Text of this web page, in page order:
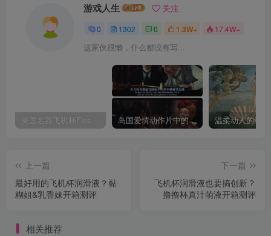
游戏人生 关注
0 1302 0 1.3W+ 17.4W+
这家伙很懒，什么都没有写...
美国名器飞机杯Fleshlight 【Quickshot-Vantage 双头飞机杯】完全评测 岛国爱情动作片中的AV棒到底有多猛？成人用品震动棒的发展史！
上一篇
最好用的飞机杯润滑液？黏
糊姐&乳香妹开箱测评
下一篇
飞机杯润滑液也要搞创新？
撸撸杯真汁萌液开箱测评
相关推荐